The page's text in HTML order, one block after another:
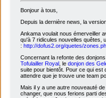
Bonjour à tous,
Depuis la dernière news, la
Ankama voulait nous émerveiller
qu'à 7 ridicules nouvelles quêtes,
: http://dofus2.org/quetes/
Concernant la refonte des
Tofulailler Royal , le donjon des
suite pour bientôt. Pour ce qui est
attendre que je trouve une team
Mais il y a une autre nouveauté
changer, que nous ferions parti